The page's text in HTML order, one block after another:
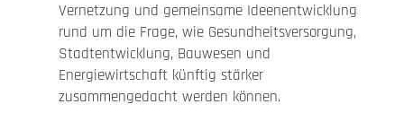
Vernetzung und gemeinsame Ideenentwicklung
rund um die Frage, wie Gesundheitsversorgung,
Stadtentwicklung, Bauwesen und
Energiewirtschaft künftig stärker
zusammengedacht werden können.